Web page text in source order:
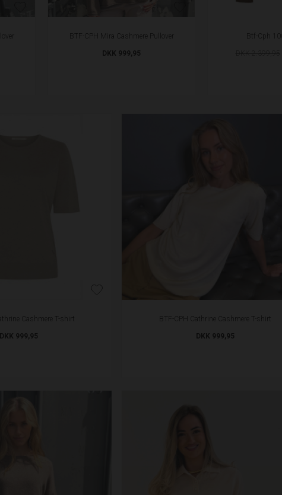
BTF-CPH Mira Cashmere Pullover
DKK 999,95
Btf-Cph
Cashmere T-shirt
DKK 999,95
BTF-CPH Cathrine Cashmere T-shirt
DKK 999,95